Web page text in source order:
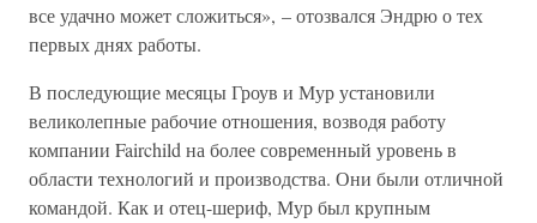
все удачно может сложиться», – отозвался Эндрю о тех
первых днях работы.
В последующие месяцы Гроув и Мур установили
великолепные рабочие отношения, возводя работу
компании Fairchild на более современный уровень в
области технологий и производства. Они были отличной
командой. Как и отец-шериф, Мур был крупным